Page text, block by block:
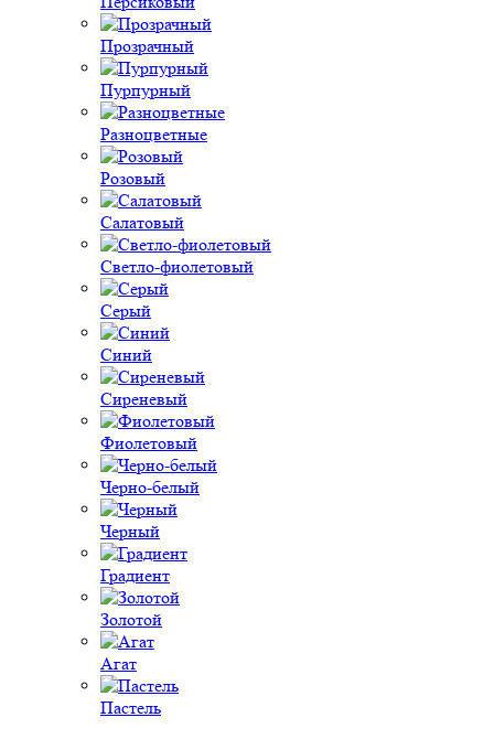
Прозрачный
Пурпурный
Разноцветные
Розовый
Салатовый
Светло-фиолетовый
Серый
Синий
Сиреневый
Фиолетовый
Черно-белый
Черный
Градиент
Золотой
Агат
Пастель